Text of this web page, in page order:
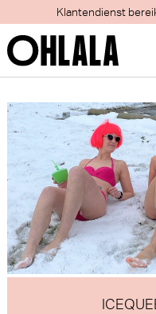
Jaarlijks verlof van 1